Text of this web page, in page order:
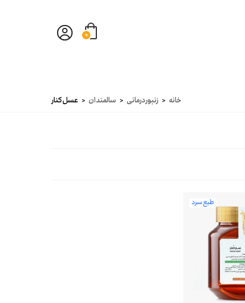
0
خانه < زنبور درمانی < سالمندان < عسل کنار
طبع سرد